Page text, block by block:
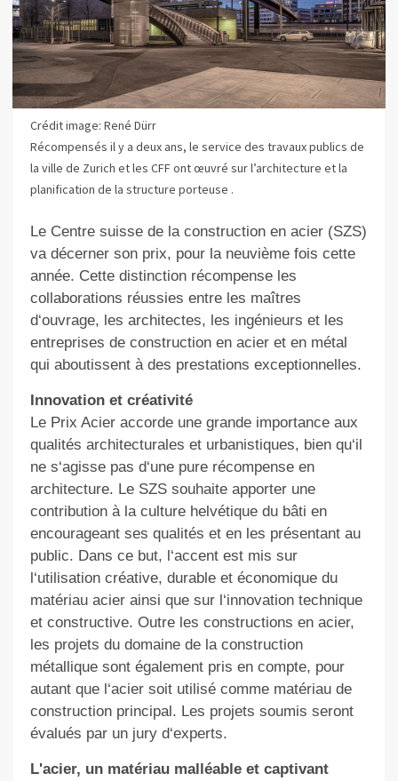
Crédit image: René Dürr
Récompensés il y a deux ans, le service des travaux publics de
la ville de Zurich et les CFF ont œuvré sur l’architecture et la
planification de la structure porteuse .
Le Centre suisse de la construction en acier (SZS)
va décerner son prix, pour la neuvième fois cette
année. Cette distinction récompense les
collaborations réussies entre les maîtres
d‘ouvrage, les architectes, les ingénieurs et les
entreprises de construction en acier et en métal
qui aboutissent à des prestations exceptionnelles.
Innovation et créativité
Le Prix Acier accorde une grande importance aux
qualités architecturales et urbanistiques, bien qu‘il
ne s‘agisse pas d‘une pure récompense en
architecture. Le SZS souhaite apporter une
contribution à la culture helvétique du bâti en
encourageant ses qualités et en les présentant au
public. Dans ce but, l‘accent est mis sur
l‘utilisation créative, durable et économique du
matériau acier ainsi que sur l‘innovation technique
et constructive. Outre les constructions en acier,
les projets du domaine de la construction
métallique sont également pris en compte, pour
autant que l‘acier soit utilisé comme matériau de
construction principal. Les projets soumis seront
évalués par un jury d‘experts.
L'acier, un matériau malléable et captivant